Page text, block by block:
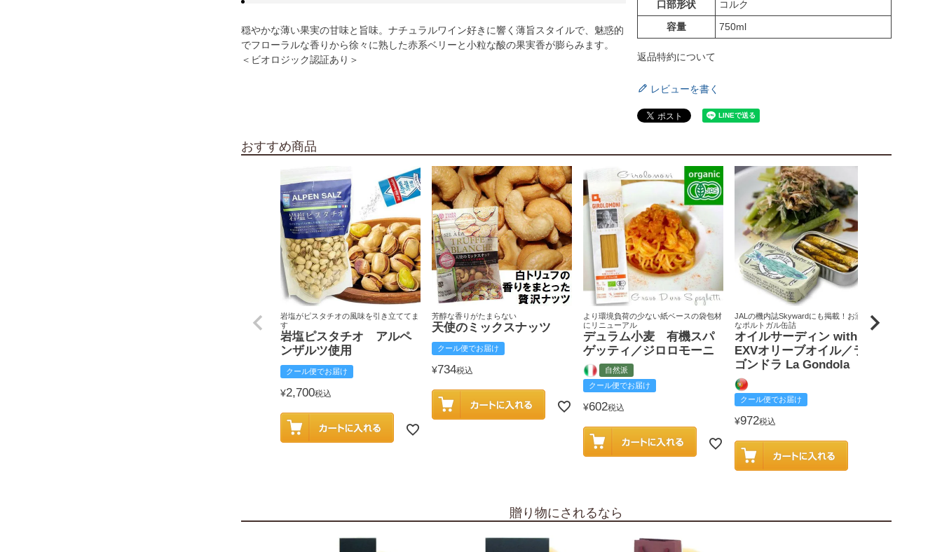
穏やかな薄い果実の甘味と旨味。ナチュラルワイン好きに響く薄旨スタイルで、魅惑的
でフローラルな香りから徐々に熟した赤系ベリーと小粒な酸の果実香が膨らみます。
＜ビオロジック認証あり＞
口部形状
コルク
容量
750ml
返品特約について
レビューを書く
おすすめ商品
岩塩がピスタチオの風味を引き立ててま
す
岩塩ピスタチオ アルペ
ンザルツ使用
クール便でお届け
¥2,700税込
芳醇な香りがたまらない
天使のミックスナッツ
クール便でお届け
¥734税込
より環境負荷の少ない紙ベースの袋包材
にリニューアル
デュラム小麦 有機スパ
ゲッティ／ジロロモーニ
自然派
クール便でお届け
¥602税込
JALの機内誌Skywardにも掲載！お洒落
なポルトガル缶詰
オイルサーディン with
EXVオリーブオイル／ラ
ゴンドラ La Gondola
クール便でお届け
¥972税込
贈り物にされるなら